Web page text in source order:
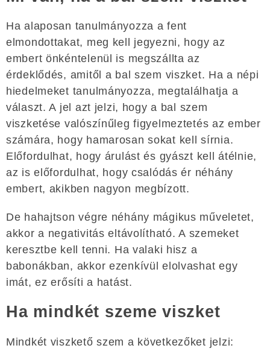
Ha alaposan tanulmányozza a fent
elmondottakat, meg kell jegyezni, hogy az
embert önkéntelenül is megszállta az
érdeklődés, amitől a bal szem viszket. Ha a népi
hiedelmeket tanulmányozza, megtalálhatja a
választ. A jel azt jelzi, hogy a bal szem
viszketése valószínűleg figyelmeztetés az ember
számára, hogy hamarosan sokat kell sírnia.
Előfordulhat, hogy árulást és gyászt kell átélnie,
az is előfordulhat, hogy csalódás ér néhány
embert, akikben nagyon megbízott.
De hahajtson végre néhány mágikus műveletet,
akkor a negativitás eltávolítható. A szemeket
keresztbe kell tenni. Ha valaki hisz a
babonákban, akkor ezenkívül elolvashat egy
imát, ez erősíti a hatást.
Ha mindkét szeme viszket
Mindkét viszkető szem a következőket jelzi: